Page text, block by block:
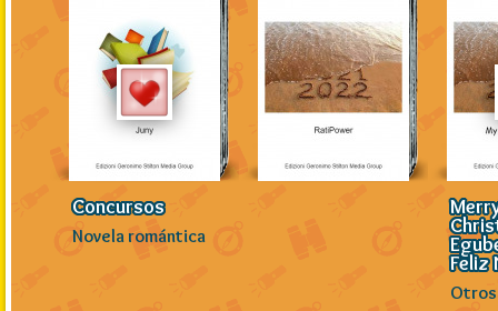
Concursos
Novela romántica
Feliz
Otros